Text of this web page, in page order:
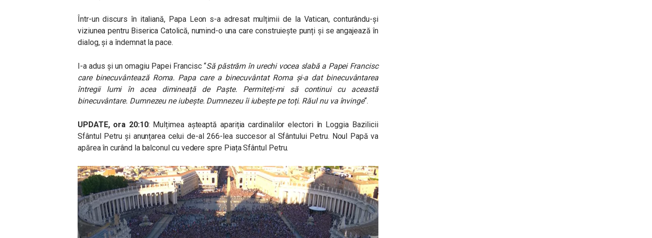
Într-un discurs în italiană, Papa Leon s-a adresat mulțimii de la Vatican, conturându-și
viziunea pentru Biserica Catolică, numind-o una care construiește punți și se angajează în
dialog, și a îndemnat la pace.
I-a adus și un omagiu Papei Francisc “Să păstrăm în urechi vocea slabă a Papei Francisc
care binecuvântează Roma. Papa care a binecuvântat Roma și-a dat binecuvântarea
întregii lumi în acea dimineață de Paște. Permiteți-mi să continui cu această
binecuvântare. Dumnezeu ne iubește. Dumnezeu îi iubește pe toți. Răul nu va învinge“.
UPDATE, ora 20:10: Mulțimea așteaptă apariția cardinalilor electori în Loggia Bazilicii
Sfântul Petru și anunțarea celui de-al 266-lea succesor al Sfântului Petru. Noul Papă va
apărea în curând la balconul cu vedere spre Piața Sfântul Petru.